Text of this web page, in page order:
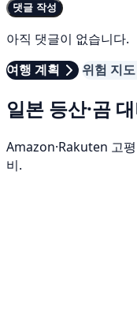
댓글 작성
아직 댓글이 없습니다.
여행 계획
위험 지도
일본 등산·곰
Amazon·Rakuten 고
비.